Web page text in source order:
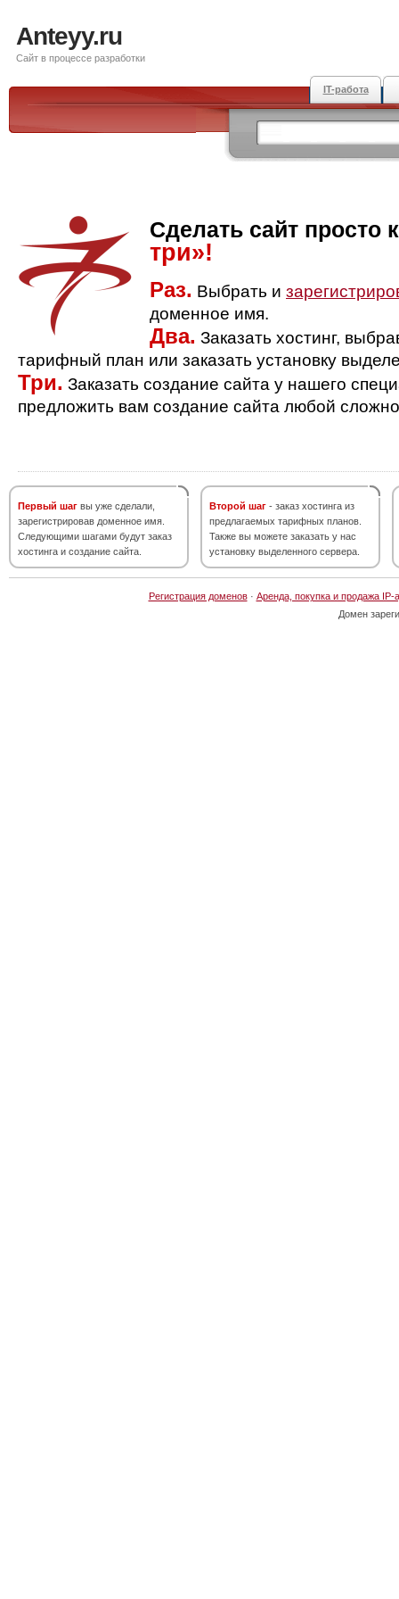
Anteyy.ru
Сайт в процессе разработки
IT-работа
Сделать сайт просто
три»!
Раз. Выбрать и
доменное имя.
Два. Заказать хостинг,
тарифный план или заказать установку
Три. Заказать создание сайта у нашего
предложить вам создание сайта любой
Первый шаг вы уже сделали,
зарегистрировав доменное имя.
Следующими шагами будут заказ
хостинга и создание сайта.
Второй шаг - заказ хостинга из
предлагаемых тарифных планов.
Также вы можете заказать у нас
установку выделенного сервера.
Регистрация доменов· Аренда, покупка и продажа IP-
Домен